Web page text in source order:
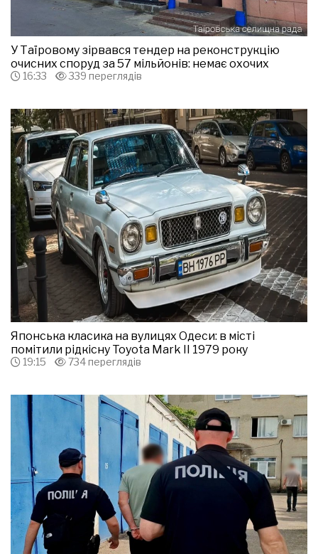
У Таїровому зірвався тендер на реконструкцію
очисних споруд за 57 мільйонів: немає охочих
16:33 339 переглядів
Японська класика на вулицях Одеси: в місті
помітили рідкісну Toyota Mark II 1979 року
19:15 734 переглядів